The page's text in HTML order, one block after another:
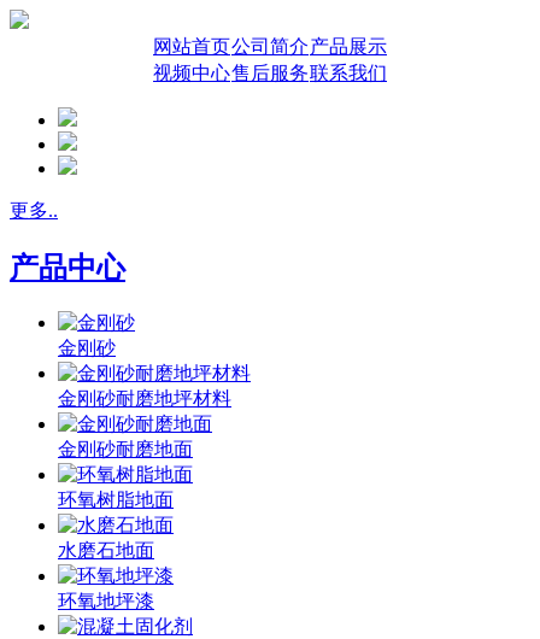
网站首页公司简介产品展示
视频中心售后服务联系我们
更多..
产品中心
金刚砂
金刚砂耐磨地坪材料
金刚砂耐磨地面
环氧树脂地面
水磨石地面
环氧地坪漆